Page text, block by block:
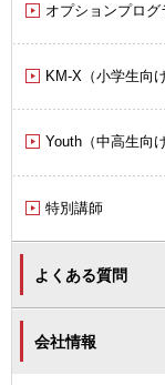
オプションプログ
KM-X（小学生向け
Youth（中高生向け
特別講師
よくある質問
会社情報